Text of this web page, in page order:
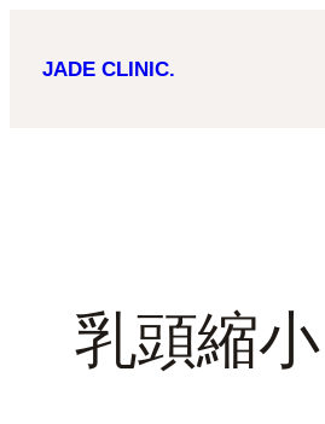
JADE CLINIC.
乳頭縮小